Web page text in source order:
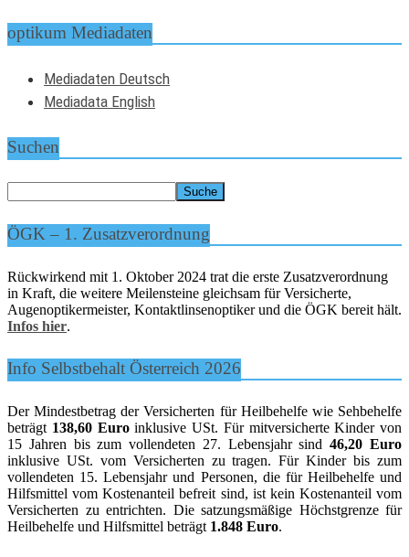
optikum Mediadaten
Mediadaten Deutsch
Mediadata English
Suchen
ÖGK – 1. Zusatzverordnung
Rückwirkend mit 1. Oktober 2024 trat die erste Zusatzverordnung
in Kraft, die weitere Meilensteine gleichsam für Versicherte,
Augenoptikermeister, Kontaktlinsenoptiker und die ÖGK bereit hält.
Infos hier.
Info Selbstbehalt Österreich 2026
Der Mindestbetrag der Versicherten für Heilbehelfe wie Sehbehelfe
beträgt 138,60 Euroinklusive USt. Für mitversicherte Kinder von
15 Jahren bis zum vollendeten 27. Lebensjahr sind46,20 Euro
inklusive USt. vom Versicherten zu tragen. Für Kinder bis zum
vollendeten 15. Lebensjahr und Personen, die für Heilbehelfe und
Hilfsmittel vom Kostenanteil befreit sind, ist kein Kostenanteil vom
Versicherten zu entrichten. Die satzungsmäßige Höchstgrenze für
Heilbehelfe und Hilfsmittel beträgt 1.848 Euro.